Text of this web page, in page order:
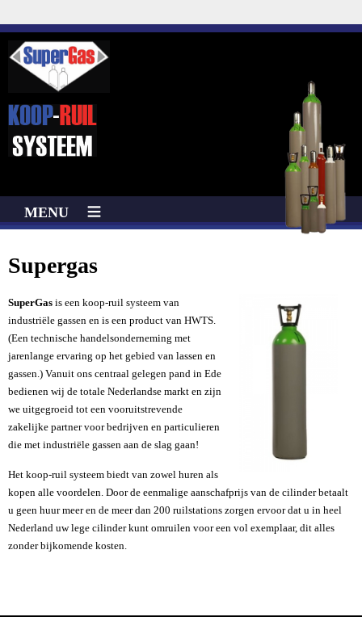
MENU
Supergas
SuperGas is een koop-ruil systeem van
industriële gassen en is een product van HWTS.
(Een technische handelsonderneming met
jarenlange ervaring op het gebied van lassen en
gassen.) Vanuit ons centraal gelegen pand in Ede
bedienen wij de totale Nederlandse markt en zijn
we uitgegroeid tot een vooruitstrevende
zakelijke partner voor bedrijven en particulieren
die met industriële gassen aan de slag gaan!
Het koop-ruil systeem biedt van zowel huren als
kopen alle voordelen. Door de eenmalige aanschafprijs van de cilinder betaalt
u geen huur meer en de meer dan 200 ruilstations zorgen ervoor dat u in heel
Nederland uw lege cilinder kunt omruilen voor een vol exemplaar, dit alles
zonder bijkomende kosten.